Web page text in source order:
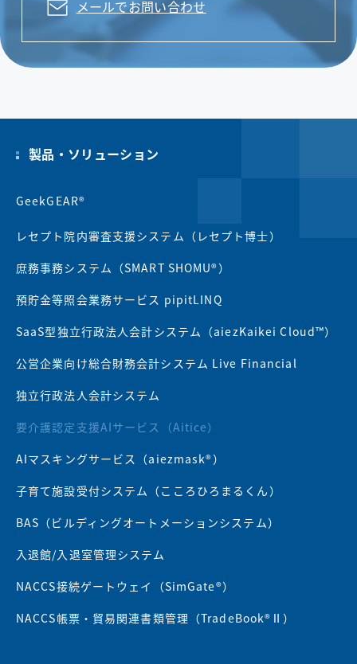
メールでお問い合わせ
製品・ソリューション
GeekGEAR®
レセプト院内審査支援システム（レセプト博士）
庶務事務システム（SMART SHOMU®）
預貯金等照会業務サービス pipitLINQ
SaaS型独立行政法人会計システム（aiezKaikei Cloud™）
公営企業向け総合財務会計システム Live Financial
独立行政法人会計システム
要介護認定支援AIサービス（Aitice）
AIマスキングサービス（aiezmask®）
子育て施設受付システム（こころひろまるくん）
BAS（ビルディングオートメーションシステム）
入退館/入退室管理システム
NACCS接続ゲートウェイ（SimGate®）
NACCS帳票・貿易関連書類管理（TradeBook®Ⅱ）